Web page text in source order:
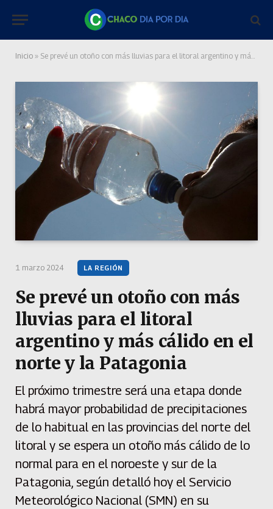
Inicio » Se prevé un otoño con más lluvias para el litoral argentino y más cálido en el norte y la Patagonia
1 marzo 2024 LA REGIÓN
Se prevé un otoño con más
lluvias para el litoral
argentino y más cálido en el
norte y la Patagonia
El próximo trimestre será una etapa donde
habrá mayor probabilidad de precipitaciones
de lo habitual en las provincias del norte del
litoral y se espera un otoño más cálido de lo
normal para en el noroeste y sur de la
Patagonia, según detalló hoy el Servicio
Meteorológico Nacional (SMN) en su